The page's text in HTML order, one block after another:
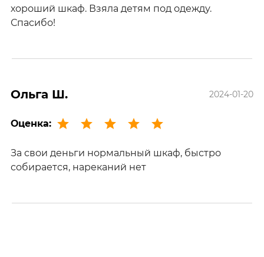
хороший шкаф. Взяла детям под одежду.
Спасибо!
Ольга Ш. 2024-01-20
Оценка:
За свои деньги нормальный шкаф, быстро
собирается, нареканий нет